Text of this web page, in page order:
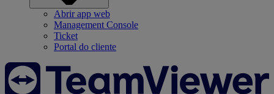
Abrir app web
Management Console
Ticket
Portal do cliente